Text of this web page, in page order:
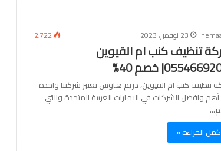
23 نوفمبر، 2023 2٬722
تنظيف كنب ام القيوين
تنظيف كنب ام القيوين، دريم هاوس تعتبر شركتنا واحدة
وافضل الشركات في الامارات العربية المتحدة والتي
القراءة »